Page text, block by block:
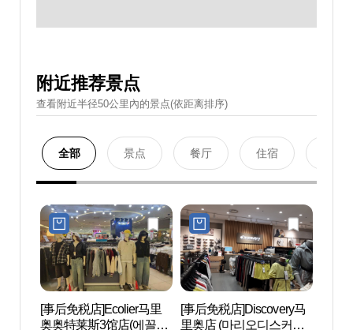
附近推荐景点
查看附近半径50公里內的景点(依距离排序)
全部 景点 餐厅 住宿
[事后免税店]Ecolier马里
奥奥特莱斯3馆店(에꼴리
[事后免税店]Discovery马
里奥店 (마리오디스커버